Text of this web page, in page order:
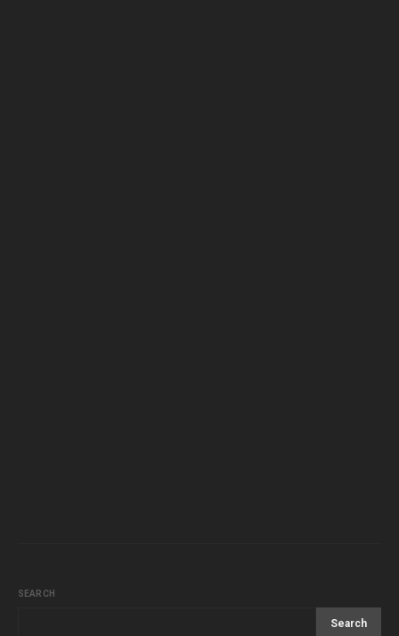
SEARCH
Search